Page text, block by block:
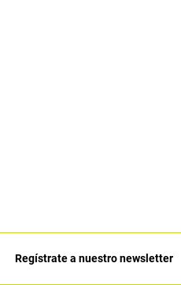
Regístrate a nuestro newsletter